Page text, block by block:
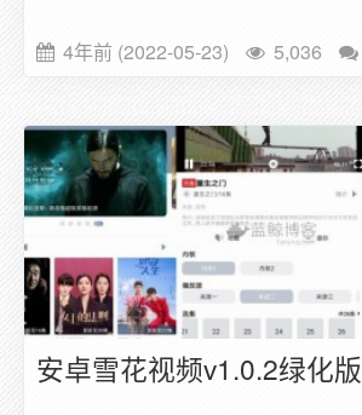
4年前 (2022-05-23) 5,036
安卓雪花视频v1.0.2绿化版